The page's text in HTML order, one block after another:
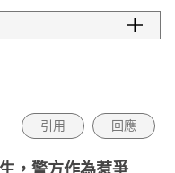
引用 回應
，警方作為惹爭